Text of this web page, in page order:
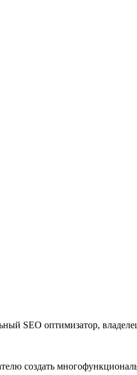
SEO оптимизатор,
создать